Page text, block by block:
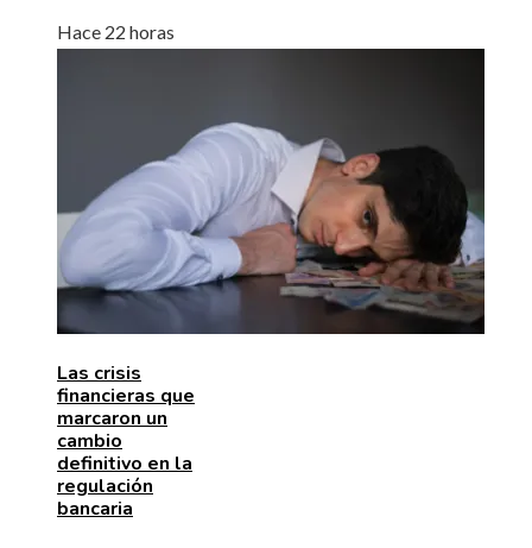
Hace 22 horas
Las crisis
financieras que
marcaron un
cambio
definitivo en la
regulación
bancaria